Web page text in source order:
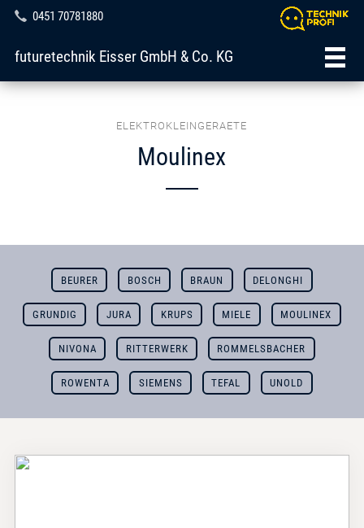
0451 70781880
futuretechnik Eisser GmbH & Co. KG
ELEKTROKLEINGERAETE
Moulinex
BEURER BOSCH BRAUN DELONGHI
GRUNDIG JURA KRUPS MIELE MOULINEX
NIVONA RITTERWERK ROMMELSBACHER
ROWENTA SIEMENS TEFAL UNOLD